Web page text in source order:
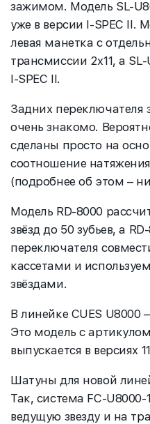
зажимом. Модель SL-
уже в версии I-SPEC II.
левая манетка с
трансмиссии 2x11, а
I-SPEC II.
Задних переключателя
очень знакомо.
сделаны просто на
соотношение
(подробнее об этом –
Модель RD-8000
звёзд до 50 зубьев, а
переключателя
кассетами и
звёздами.
В линейке CUES U8000
Это модель с
выпускается в версиях
Шатуны для новой
Так, система FC-
ведущую звезду и на